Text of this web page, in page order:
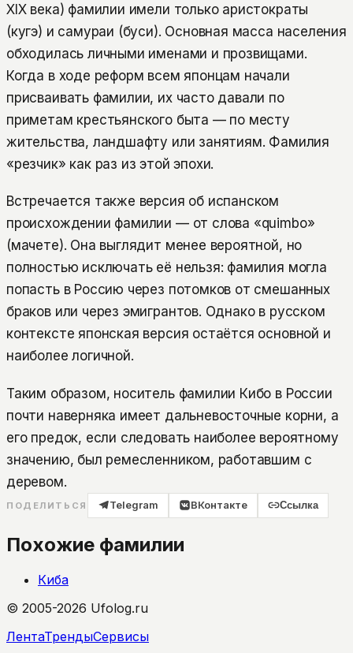
XIX века) фамилии имели только аристократы
(кугэ) и самураи (буси). Основная масса населения
обходилась личными именами и прозвищами.
Когда в ходе реформ всем японцам начали
присваивать фамилии, их часто давали по
приметам крестьянского быта — по месту
жительства, ландшафту или занятиям. Фамилия
«резчик» как раз из этой эпохи.
Встречается также версия об испанском
происхождении фамилии — от слова «quimbo»
(мачете). Она выглядит менее вероятной, но
полностью исключать её нельзя: фамилия могла
попасть в Россию через потомков от смешанных
браков или через эмигрантов. Однако в русском
контексте японская версия остаётся основной и
наиболее логичной.
Таким образом, носитель фамилии Кибо в России
почти наверняка имеет дальневосточные корни, а
его предок, если следовать наиболее вероятному
значению, был ремесленником, работавшим с
деревом.
ПОДЕЛИТЬСЯ Telegram ВКонтакте Ссылка
Похожие фамилии
Киба
© 2005-2026 Ufolog.ru
ЛентаТрендыСервисы